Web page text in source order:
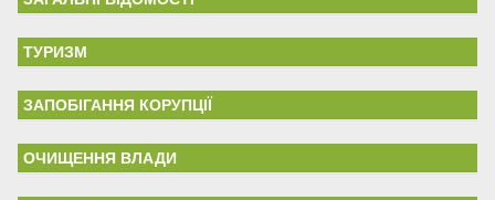
ТУРИЗМ
ЗАПОБІГАННЯ КОРУПЦІЇ
ОЧИЩЕННЯ ВЛАДИ